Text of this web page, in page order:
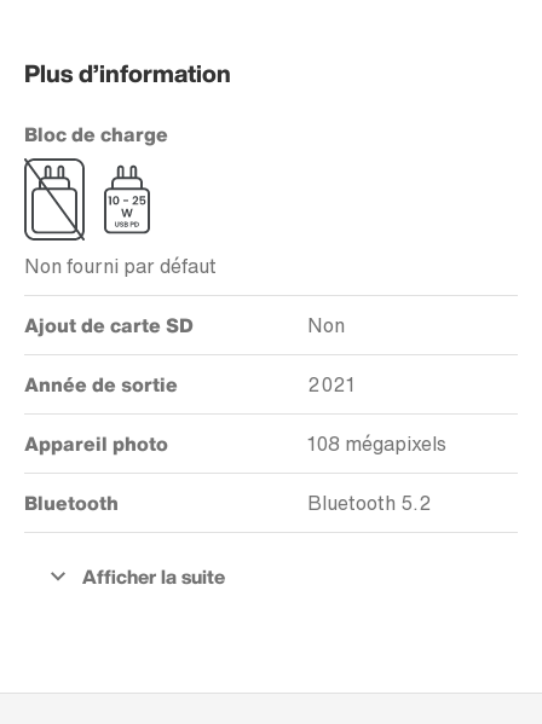
Plus d’information
Bloc de charge
Non fourni par défaut
Ajout de carte SD Non
Année de sortie 2021
Appareil photo 108 mégapixels
Bluetooth Bluetooth 5.2